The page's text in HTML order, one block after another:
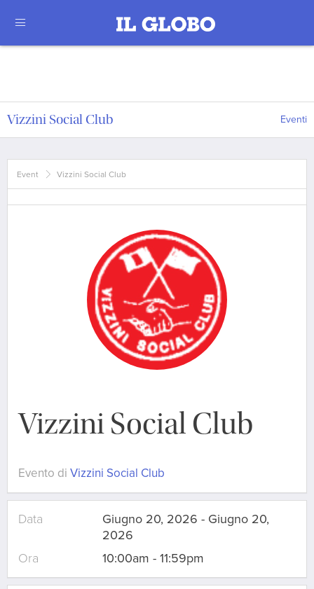
Vizzini Social Club Eventi
Event Vizzini Social Club
Vizzini Social Club
Evento di Vizzini Social Club
Data
Giugno 20, 2026 - Giugno 20,
2026
Ora
10:00am - 11:59pm